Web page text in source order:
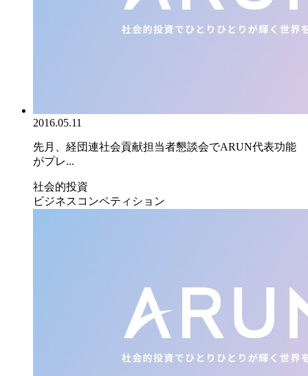
2016.05.11
先月、経団連社会貢献担当者懇談会でARUN代表功能
がプレ...
社会的投資
ビジネスコンペティション